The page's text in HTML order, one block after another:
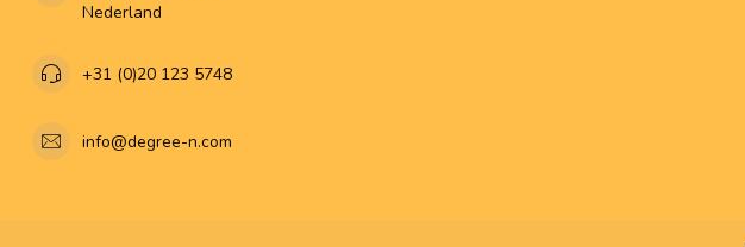
Nederland
+31 (0)20 123 5748
info@degree-n.com